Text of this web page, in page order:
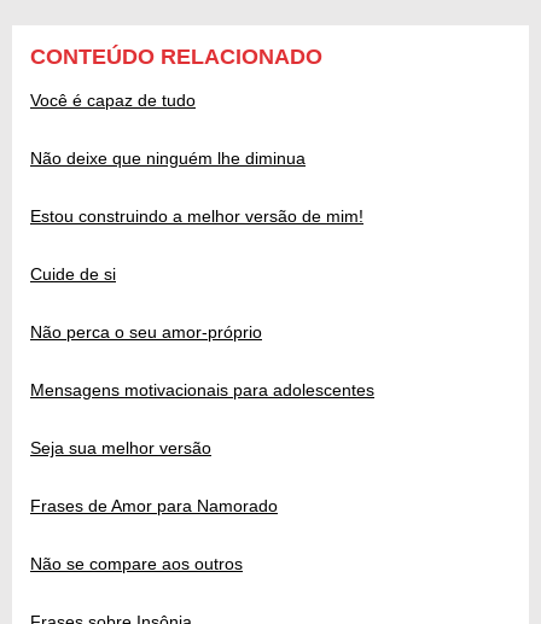
CONTEÚDO RELACIONADO
Você é capaz de tudo
Não deixe que ninguém lhe diminua
Estou construindo a melhor versão de mim!
Cuide de si
Não perca o seu amor-próprio
Mensagens motivacionais para adolescentes
Seja sua melhor versão
Frases de Amor para Namorado
Não se compare aos outros